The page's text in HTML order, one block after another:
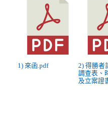
1) 來函.pdf
2) 得勝者
調查表、
及立案證